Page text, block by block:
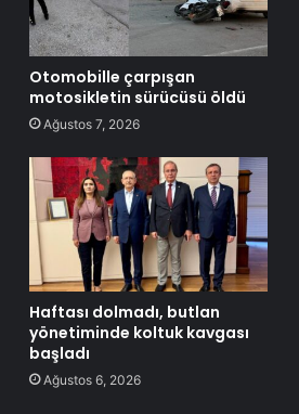
Otomobille çarpışan
motosikletin sürücüsü öldü
Ağustos 7, 2026
Haftası dolmadı, butlan
yönetiminde koltuk kavgası
başladı
Ağustos 6, 2026